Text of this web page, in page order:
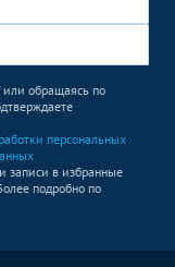
обращаясь по
персональных
записи в избранные
подробно по